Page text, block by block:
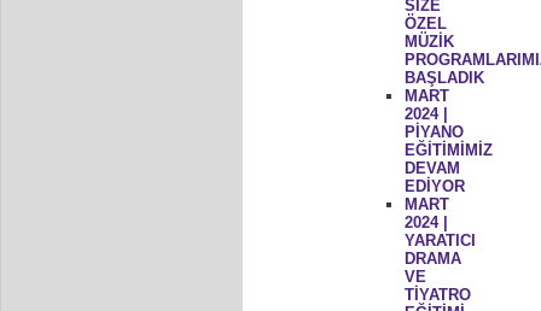
SİZE
ÖZEL
MÜZİK
BAŞLADIK
MART
2024 |
PİYANO
EĞİTİMİMİZ
DEVAM
EDİYOR
MART
2024 |
YARATICI
DRAMA
VE
TİYATRO